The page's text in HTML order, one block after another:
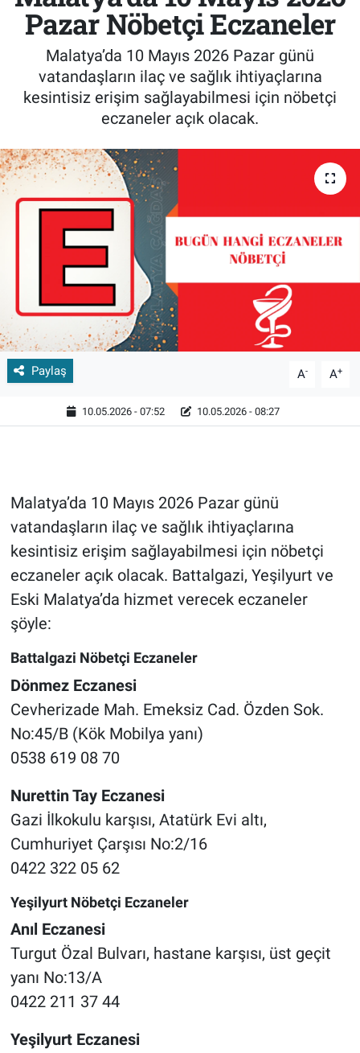
Pazar Nöbetçi Eczaneler
Malatya’da 10 Mayıs 2026 Pazar günü
vatandaşların ilaç ve sağlık ihtiyaçlarına
kesintisiz erişim sağlayabilmesi için nöbetçi
eczaneler açık olacak.
Paylaş A- A+
10.05.2026 - 07:52 10.05.2026 - 08:27
Malatya’da 10 Mayıs 2026 Pazar günü
vatandaşların ilaç ve sağlık ihtiyaçlarına
kesintisiz erişim sağlayabilmesi için nöbetçi
eczaneler açık olacak. Battalgazi, Yeşilyurt ve
Eski Malatya’da hizmet verecek eczaneler
şöyle:
Battalgazi Nöbetçi Eczaneler
Dönmez Eczanesi
Cevherizade Mah. Emeksiz Cad. Özden Sok.
No:45/B (Kök Mobilya yanı)
0538 619 08 70
Nurettin Tay Eczanesi
Gazi İlkokulu karşısı, Atatürk Evi altı,
Cumhuriyet Çarşısı No:2/16
0422 322 05 62
Yeşilyurt Nöbetçi Eczaneler
Anıl Eczanesi
Turgut Özal Bulvarı, hastane karşısı, üst geçit
yanı No:13/A
0422 211 37 44
Yeşilyurt Eczanesi